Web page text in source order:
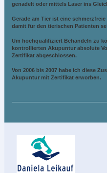
genadelt oder mittels Laser ins
Gerade am Tier ist eine
damit für den tierischen Patienten
Um hochqualifiziert Behandeln zu
kontrollierten Akupuntur absolute
Zertifikat abgeschlossen.
Von 2006 bis 2007 habe ich diese
Akupuntur mit Zertifikat erworben.